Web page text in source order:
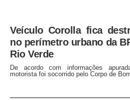
Veículo Corolla fica
no perímetro urbano da
Rio Verde
De acordo com informações
motorista foi socorrido pelo Corpo de